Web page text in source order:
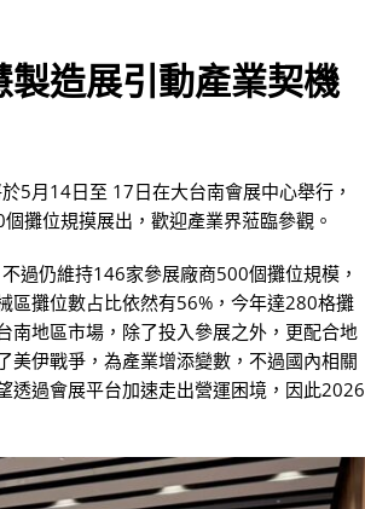
造展引動產業契機
5月14日至 17日在大台南會展中心舉行，
攤位規摸展出，歡迎產業界蒞臨參觀。
過仍維持146家參展廠商500個攤位規模，
區攤位數占比依然有56%，今年達280格攤
南地區市場，除了投入參展之外，更配合地
美伊戰爭，為產業增添變數，不過國內相關
透過會展平台加速走出營運困境，因此2026